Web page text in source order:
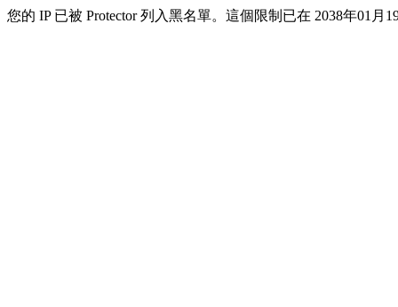
您的 IP 已被 Protector 列入黑名單。這個限制已在 2038年01月